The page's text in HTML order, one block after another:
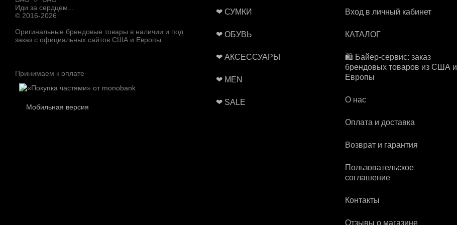
Иди за сердцем...
© 2016-2026
Оригинальные брендовые товары в наличии и под
заказ с официальных сайтов США и Европы
Принимаем к оплате
Мобильная версия
❤ СУМКИ
❤ ОБУВЬ
❤ АКСЕССУАРЫ
❤ MEN
❤ SALE
Вход в личный кабинет
КАТАЛОГ
🛍️ Байер-сервис: заказ
брендовых товаров из США и
Европы
О нас
Оплата и доставка
Возврат и гарантия
Пользовательское
соглашение
Контакты
Отзывы о магазине